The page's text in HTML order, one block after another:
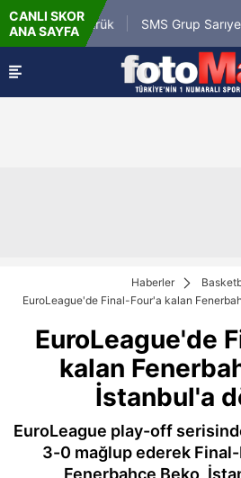
CANLI SKOR
ANA SAYFA
Karagümrük SMS Grup
Haberler
EuroLeague'de Final-Four'a kalan
EuroLeague'de
kalan
İstanbul'a
EuroLeague play-off
3-0 mağlup ederek Final-
Fenerbahçe Beko,